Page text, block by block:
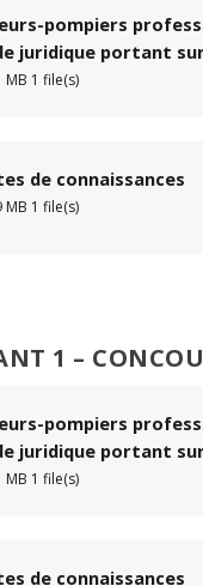
pompiers
juridique portant
MB 1 file(s)
de connaissances
MB 1 file(s)
1 –
pompiers
juridique portant
MB 1 file(s)
de connaissances